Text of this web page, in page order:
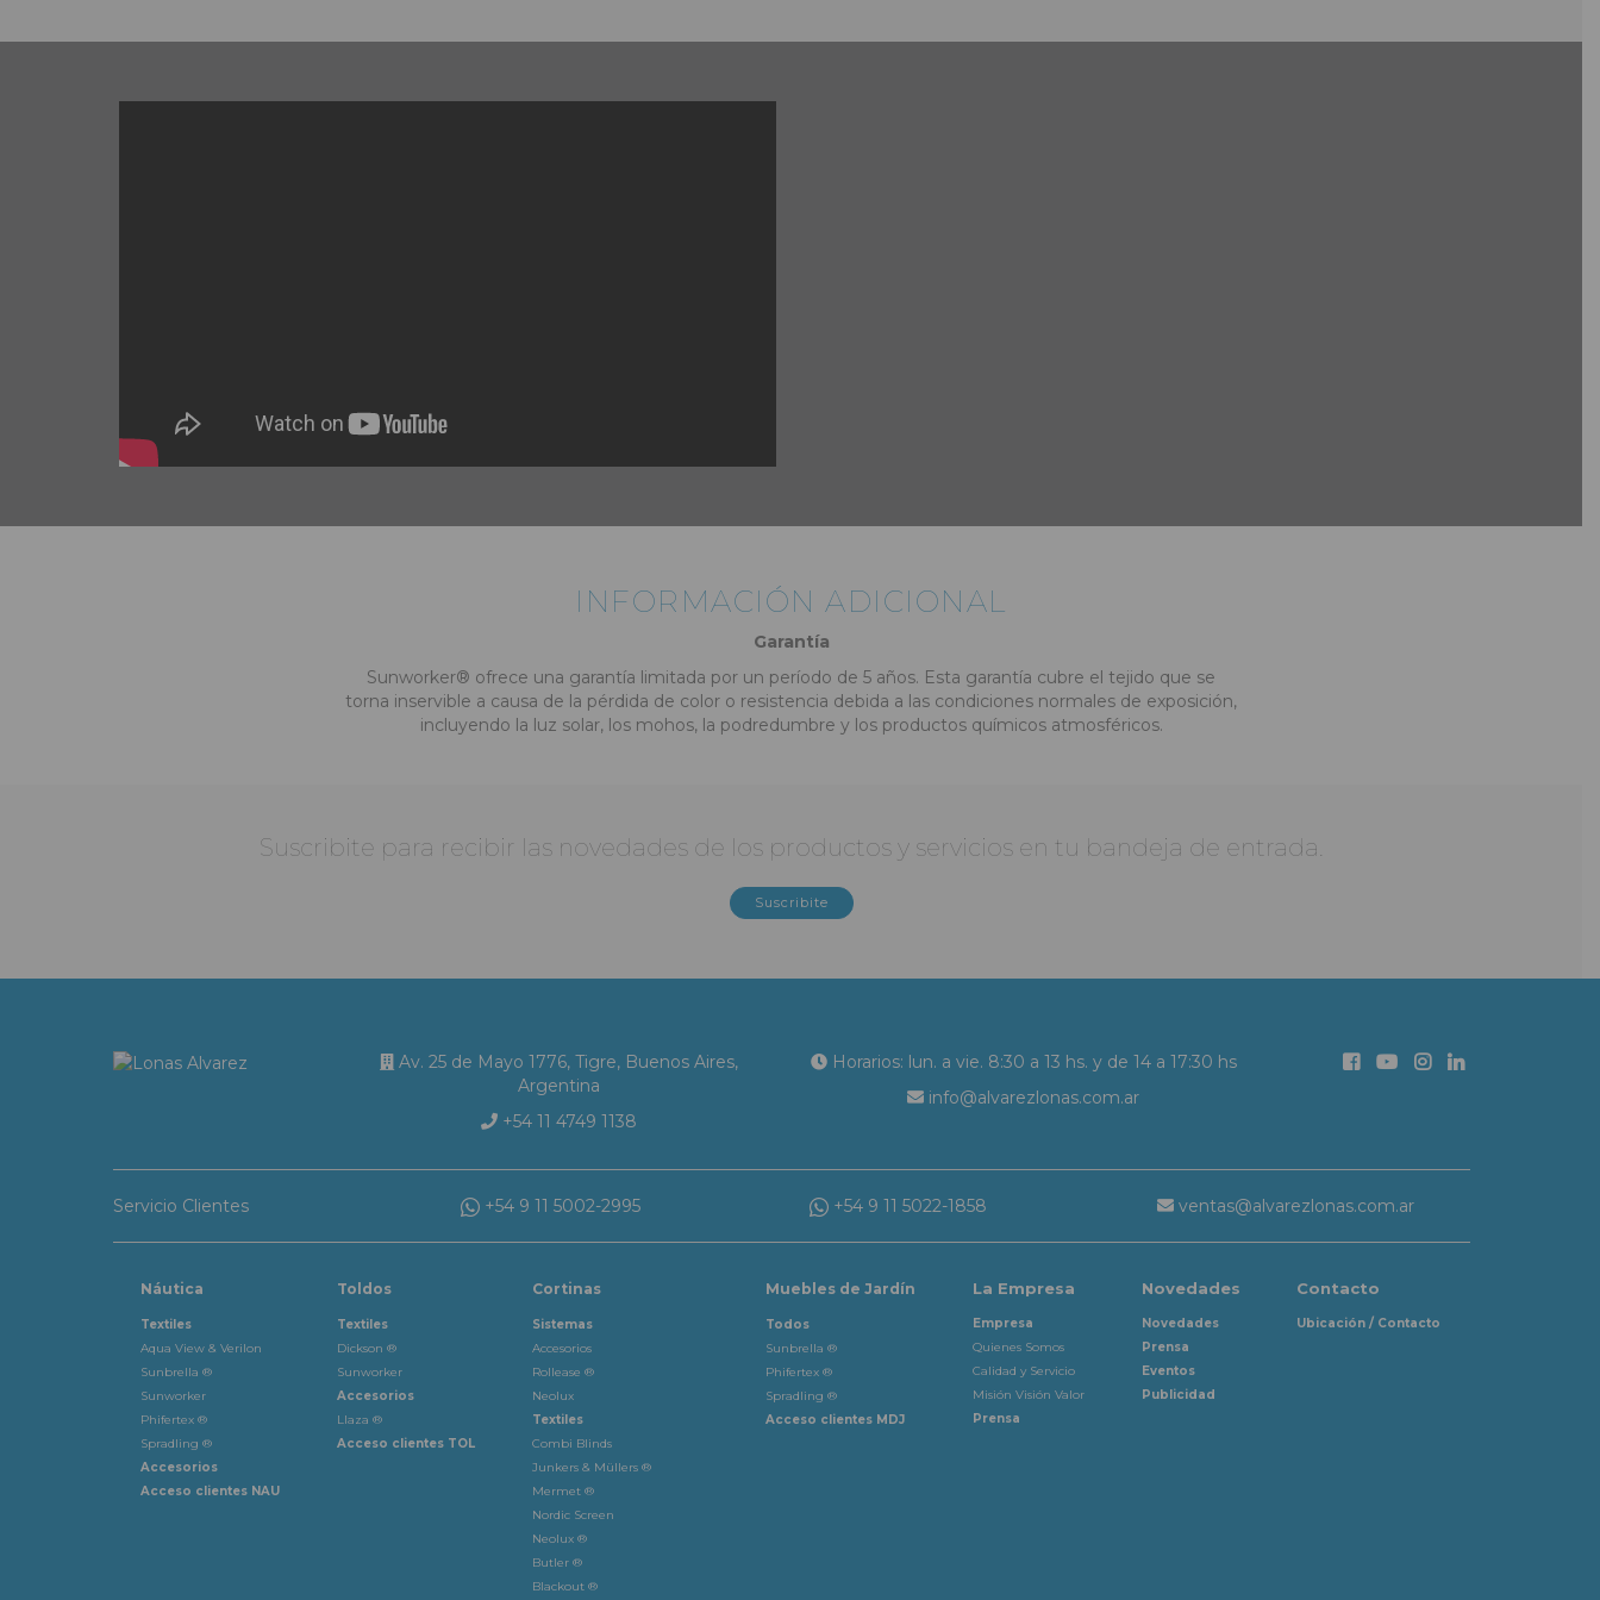
INFORMACIÓN ADICIONAL
Garantía
Sunworker® ofrece una garantía limitada por un período de 5 años. Esta garantía cubre el tejido que se
torna inservible a causa de la pérdida de color o resistencia debida a las condiciones normales de exposición,
incluyendo la luz solar, los mohos, la podredumbre y los productos químicos atmosféricos.
Suscribite para recibir las novedades de los productos y servicios en tu bandeja de entrada.
Suscribite
Av. 25 de Mayo 1776, Tigre, Buenos Aires,
Argentina
+54 11 4749 1138
Horarios: lun. a vie. 8:30 a 13 hs. y de 14 a 17:30 hs
info@alvarezlonas.com.ar
Servicio Clientes +54 9 11 5002-2995 +54 9 11 5022-1858 ventas@alvarezlonas.com.ar
Náutica
Textiles
Aqua View & Verilon
Sunbrella ®
Sunworker
Phifertex ®
Spradling ®
Accesorios
Acceso clientes NAU
Toldos
Textiles
Dickson ®
Sunworker
Accesorios
Llaza ®
Acceso clientes TOL
Cortinas
Sistemas
Accesorios
Rollease ®
Neolux
Textiles
Combi Blinds
Junkers & Müllers ®
Mermet ®
Nordic Screen
Neolux ®
Butler ®
Blackout ®
Muebles de Jardín
Todos
Sunbrella ®
Phifertex ®
Spradling ®
Acceso clientes MDJ
La Empresa
Empresa
Quienes Somos
Calidad y Servicio
Misión Visión Valor
Prensa
Novedades
Novedades
Prensa
Eventos
Publicidad
Contacto
Ubicación / Contacto